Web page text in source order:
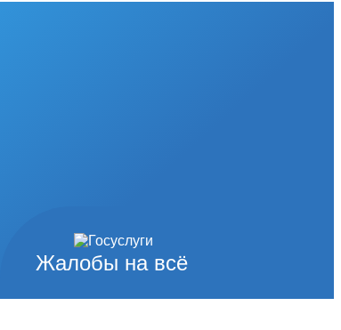
Жалобы на всё